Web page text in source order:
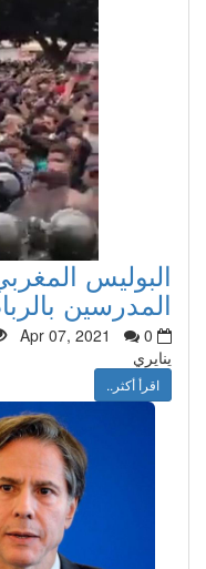
البوليس
المدرسين
Apr 07, 2021
0
ينايري
اقرأ أكثر..